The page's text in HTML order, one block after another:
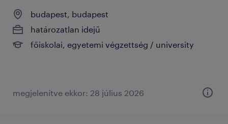
budapest, budapest
határozatlan idejű
főiskolai, egyetemi végzettség / university
megjelenítve ekkor: 28 július 2026